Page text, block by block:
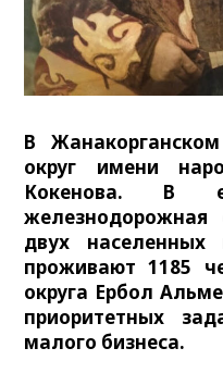
В
округ имени
Кокенова. В
двух
проживают 1185
округа Ербол
приоритетных
малого бизнеса.